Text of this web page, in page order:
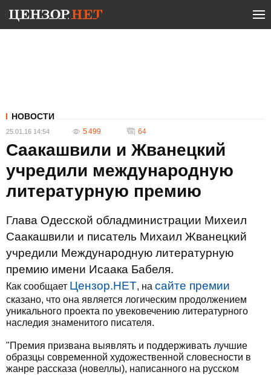
НОВОСТИ
25.01.16 14:54 5 499 64
Саакашвили и Жванецкий
учредили международную
литературную премию
Глава Одесской обладминистрации Михеил
Саакашвили и писатель Михаил Жванецкий
учредили Международную литературную
премию имени Исаака Бабеля.
Как сообщает Цензор.НЕТ, на сайте премии
сказано, что она является логическим продолжением
уникального проекта по увековечению литературного
наследия знаменитого писателя.
"Премия призвана выявлять и поддерживать лучшие
образцы современной художественной словесности в
жанре рассказа (новеллы), написанного на русском